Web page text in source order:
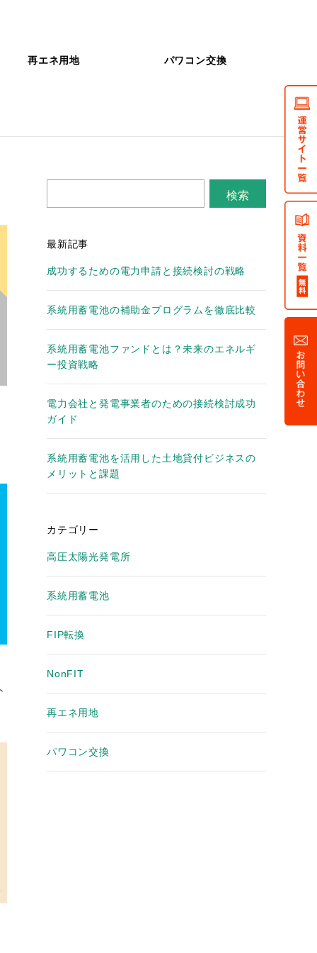
再エネ用地 パワコン交換
検索
最新記事
成功するための電力申請と接続検討の戦略
系統用蓄電池の補助金プログラムを徹底比較
系統用蓄電池ファンドとは？未来のエネルギ
ー投資戦略
電力会社と発電事業者のための接続検討成功
ガイド
系統用蓄電池を活用した土地貸付ビジネスの
メリットと課題
カテゴリー
高圧太陽光発電所
系統用蓄電池
FIP転換
NonFIT
再エネ用地
パワコン交換